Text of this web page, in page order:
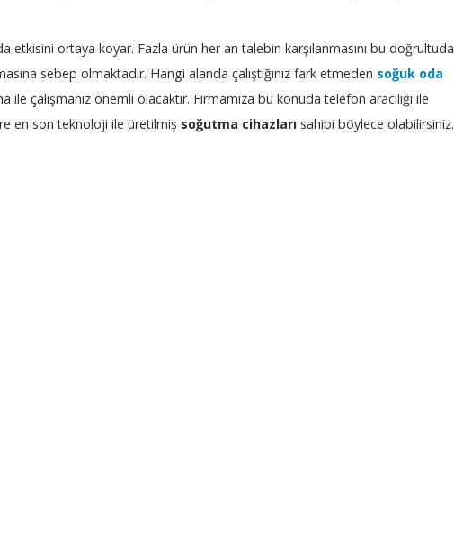
etkisini ortaya koyar. Fazla ürün her an talebin karşılanmasını bu doğrultuda
sebep olmaktadır. Hangi alanda çalıştığınız fark etmeden soğuk oda
çalışmanız önemli olacaktır. Firmamıza bu konuda telefon aracılığı ile
en son teknoloji ile üretilmiş soğutma cihazları sahibi böylece olabilirsiniz.